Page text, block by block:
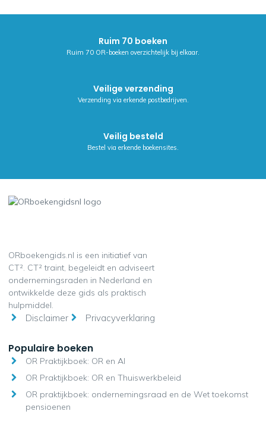
Ruim 70 boeken
Ruim 70 OR-boeken overzichtelijk bij elkaar.
Veilige verzending
Verzending via erkende postbedrijven.
Veilig besteld
Bestel via erkende boekensites.
ORboekengids.nl is een initiatief van
CT². CT² traint, begeleidt en adviseert
ondernemingsraden in Nederland en
ontwikkelde deze gids als praktisch
hulpmiddel.
Disclaimer Privacyverklaring
Populaire boeken
OR Praktijkboek: OR en AI
OR Praktijkboek: OR en Thuiswerkbeleid
OR praktijkboek: ondernemingsraad en de Wet toekomst
pensioenen